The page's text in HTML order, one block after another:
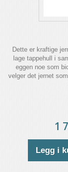
Dette er kraftige
lage tappehull i
eggen noe som
velger det jernet
1
Legg i